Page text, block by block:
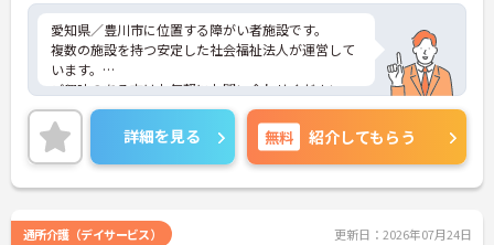
愛知県／豊川市に位置する障がい者施設です。
複数の施設を持つ安定した社会福祉法人が運営して
います。
ご興味のある方はお気軽にお問い合わせください。
詳細を見る 無料 紹介してもらう
通所介護（デイサービス） 更新日：2026年07月24日